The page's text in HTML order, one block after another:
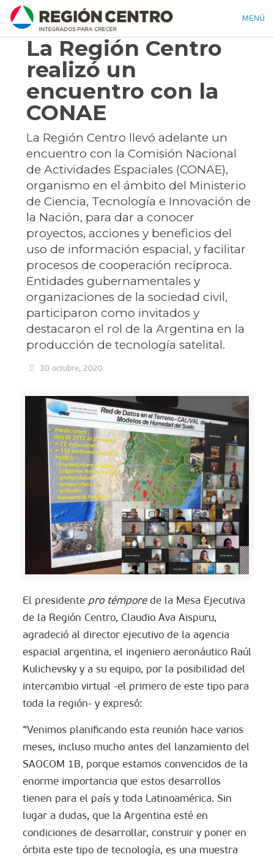
MENÚ
La Región Centro
realizó un
encuentro con la
CONAE
La Región Centro llevó adelante un
encuentro con la Comisión Nacional
de Actividades Espaciales (CONAE),
organismo en el ámbito del Ministerio
de Ciencia, Tecnología e Innovación de
la Nación, para dar a conocer
proyectos, acciones y beneficios del
uso de información espacial, y facilitar
procesos de cooperación recíproca.
Entidades gubernamentales y
organizaciones de la sociedad civil,
participaron como invitados y
destacaron el rol de la Argentina en la
producción de tecnología satelital.
30 octubre, 2020
El presidente pro témporede la Mesa Ejecutiva
de la Región Centro, Claudio Ava Aispuru,
agradeció al director ejecutivo de la agencia
espacial argentina, el ingeniero aeronáutico Raúl
Kulichevsky y a su equipo, por la posibilidad del
intercambio virtual -el primero de este tipo para
toda la región- y expresó:
“Venimos planificando esta reunión hace varios
meses, incluso mucho antes del lanzamiento del
SAOCOM 1B, porque estamos convencidos de la
enorme importancia que estos desarrollos
tienen para el país y toda Latinoamérica. Sin
lugar a dudas, que la Argentina esté en
condiciones de desarrollar, construir y poner en
órbita este tipo de tecnología, es una muestra